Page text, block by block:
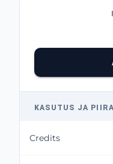
KASUTUS JA
Credits